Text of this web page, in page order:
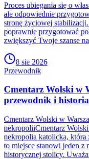
Proces ubiegania się o
ale odpowiednie
stronę życiowej
poprawnie przygotować
zwiększyć Twoje szanse
8 sie 2026
Przewodnik
Cmentarz Wolski w
przewodnik i
Cmentarz Wolski w
nekropoliiCmentarz
nekropolia katolicka, która
to miejsce stanowi jeden z
historycznej stolicy.